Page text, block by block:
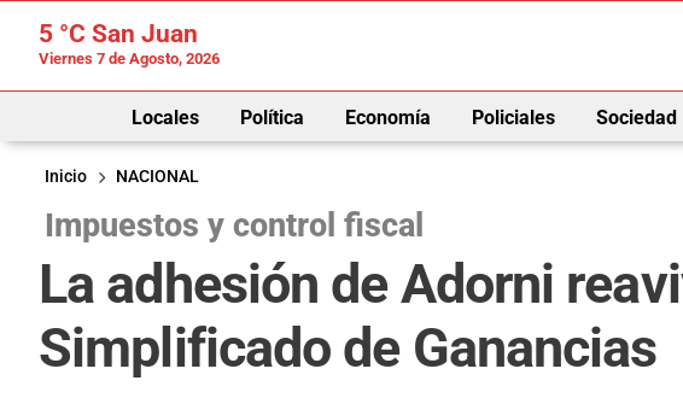
5 °C San Juan
Viernes 7 de Agosto, 2026
Locales Política Economía Policiales Sociedad
Inicio
NACIONAL
Impuestos y control fiscal
La adhesión de Adorni
Simplificado de Ganancias